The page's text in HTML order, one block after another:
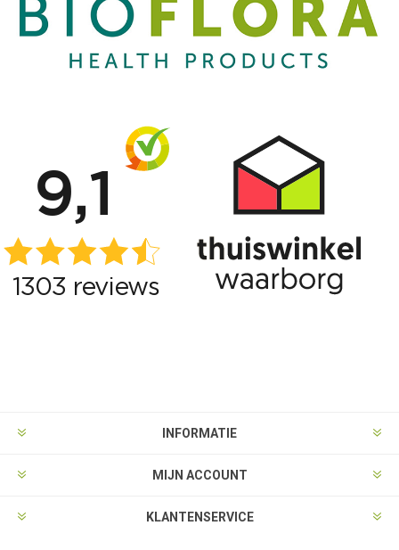
INFORMATIE
MIJN ACCOUNT
KLANTENSERVICE